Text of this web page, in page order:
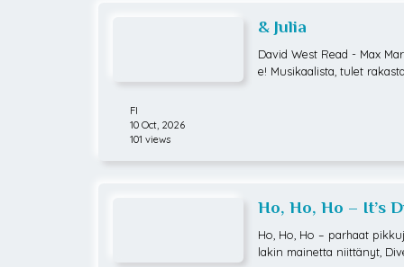
& Julia
David West Read - Max
e! Musikaalista, tulet
a ottaisikin elämänsä
käisevä seikkailu, jonka
alun hittien soidessa -
mmy-palkitun
West Read ja musiikin on
FI
10 Oct, 2026
101 views
Ho, Ho, Ho – It’s
Ho, Ho, Ho – parhaat
lakin mainetta niittänyt,